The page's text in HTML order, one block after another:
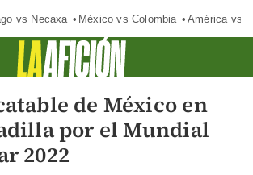
vs Necaxa México vs Colombia América vs
de México en
por el Mundial
2022